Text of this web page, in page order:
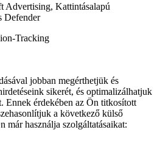
Advertising, Kattintásalapú
Defender
Tracking
jobban megérthetjük és
sikerét, és optimalizálhatjuk
Ennek érdekében az Ön titkosított
a következő külső
már használja szolgáltatásaikat: